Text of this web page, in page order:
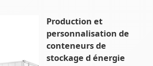
Production et
personnalisation de
conteneurs de
stockage d énergie